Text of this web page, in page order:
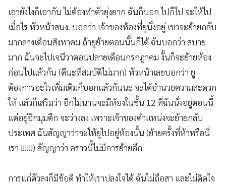
เอายังไงก็เอากัน ไม่ต้องทำตัวยุ่งยาก ฉันก็บอก ไปก็ไป จะให้ไป
เมื่อไร หัวหน้าสนง. บอกว่า เจ้าของห้องที่ยูนั่งอยู่ เขาจะย้ายกลับ
มากลางเดือนสิงหาคม ถ้ายูย้ายตอนนั้นก็ได้ ฉันบอกว่า สบาย
มาก ฉันจะไปเจนีวาตอนปลายเดือนกรกฎาคม งั้นก็จะย้ายห้อง
ก่อนไปแล้วกัน (ดีนะที่สมบัติไม่มาก) หัวหน้าเลยบอกว่า ยู
ต้องการอะไรเพิ่มเติมก็บอกแล้วกันนะ จะได้อำนวยความสะดวก
ให้ แล้วก็เสริมว่า อีกไม่นานจะมีห้องในชั้น 12 ที่ฉันนั่งอยู่ตอนนี้
แต่อยู่อีกมุมตึก จะว่างลง เพราะเจ้าของตำแหน่งจะย้ายกลับ
ประเทศ ฉันสัญญาว่าจะให้ยูไปอยู่ห้องนั้น (ย้ายครั้งที่ห้าหรือนี่
เรา !!!!!!) สัญญาว่า คราวนี้ไม่มีการย้ายอีก
การแก่ตัวลงก็มีข้อดี ทำให้เราปลงใจได้ ฉันไม่ถือสา และไม่ติดใจ